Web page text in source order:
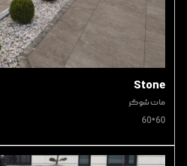
Stone
مات شوگر
60*60